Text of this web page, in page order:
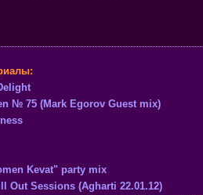
№ 75 (Mark Egorov Guest mix)
Kevat" party mix
Out Sessions (Agharti 22.01.12)